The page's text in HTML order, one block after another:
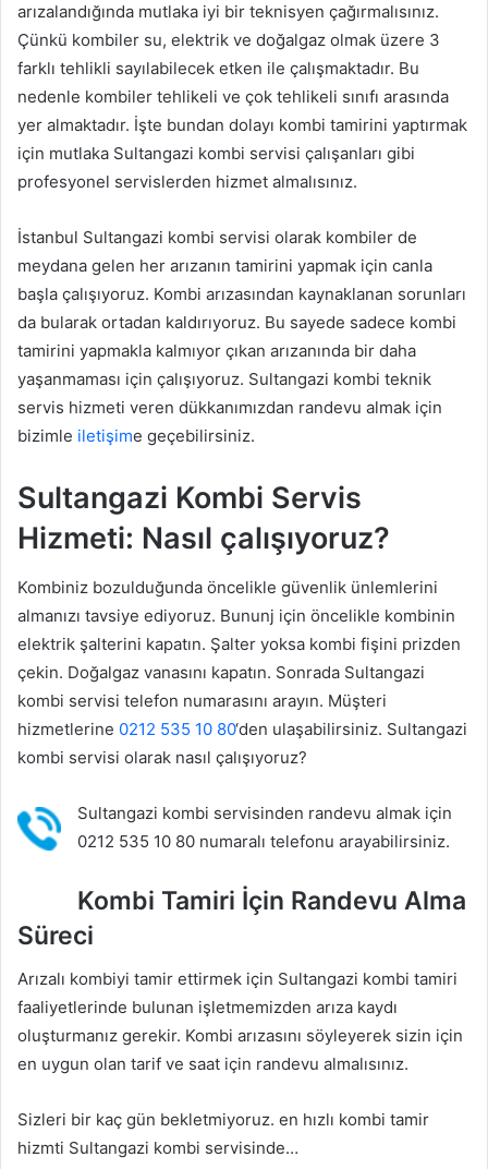
arızalandığında mutlaka iyi bir teknisyen çağırmalısınız.
Çünkü kombiler su, elektrik ve doğalgaz olmak üzere 3
farklı tehlikli sayılabilecek etken ile çalışmaktadır. Bu
nedenle kombiler tehlikeli ve çok tehlikeli sınıfı arasında
yer almaktadır. İşte bundan dolayı kombi tamirini yaptırmak
için mutlaka Sultangazi kombi servisi çalışanları gibi
profesyonel servislerden hizmet almalısınız.
İstanbul Sultangazi kombi servisi olarak kombiler de
meydana gelen her arızanın tamirini yapmak için canla
başla çalışıyoruz. Kombi arızasından kaynaklanan sorunları
da bularak ortadan kaldırıyoruz. Bu sayede sadece kombi
tamirini yapmakla kalmıyor çıkan arızanında bir daha
yaşanmaması için çalışıyoruz. Sultangazi kombi teknik
servis hizmeti veren dükkanımızdan randevu almak için
bizimle iletişime geçebilirsiniz.
Sultangazi Kombi Servis
Hizmeti: Nasıl çalışıyoruz?
Kombiniz bozulduğunda öncelikle güvenlik ünlemlerini
almanızı tavsiye ediyoruz. Bununj için öncelikle kombinin
elektrik şalterini kapatın. Şalter yoksa kombi fişini prizden
çekin. Doğalgaz vanasını kapatın. Sonrada Sultangazi
kombi servisi telefon numarasını arayın. Müşteri
hizmetlerine 0212 535 10 80‘den ulaşabilirsiniz. Sultangazi
kombi servisi olarak nasıl çalışıyoruz?
Sultangazi kombi servisinden randevu almak için
0212 535 10 80 numaralı telefonu arayabilirsiniz.
Kombi Tamiri İçin Randevu Alma
Süreci
Arızalı kombiyi tamir ettirmek için Sultangazi kombi tamiri
faaliyetlerinde bulunan işletmemizden arıza kaydı
oluşturmanız gerekir. Kombi arızasını söyleyerek sizin için
en uygun olan tarif ve saat için randevu almalısınız.
Sizleri bir kaç gün bekletmiyoruz. en hızlı kombi tamir
hizmti Sultangazi kombi servisinde…